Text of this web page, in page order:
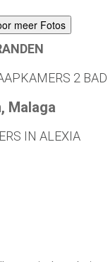
meer Fotos
2
Malaga
IN ALEXIA